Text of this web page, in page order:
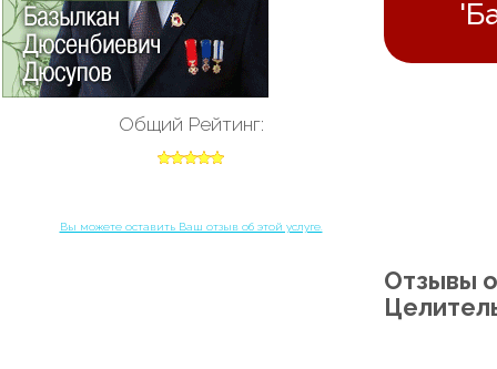
Общий Рейтинг:
Вы можете оставить Ваш отзыв об этой услуге.
Отзывы